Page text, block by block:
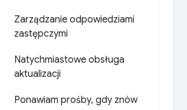
Zarządzanie odpowiedziami
zastępczymi
Natychmiastowe obsługa
aktualizacji
Ponawiam prośby, gdy znów